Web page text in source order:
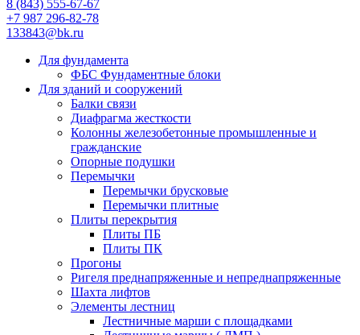
8 (843) 555-67-67
+7 987 296-82-78
133843@bk.ru
Для фундамента
ФБС Фундаментные блоки
Для зданий и сооружений
Балки связи
Диафрагма жесткости
Колонны железобетонные промышленные и
гражданские
Опорные подушки
Перемычки
Перемычки брусковые
Перемычки плитные
Плиты перекрытия
Плиты ПБ
Плиты ПК
Прогоны
Ригеля преднапряженные и непреднапряженные
Шахта лифтов
Элементы лестниц
Лестничные марши с площадками